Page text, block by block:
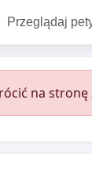
Przeglądaj
na